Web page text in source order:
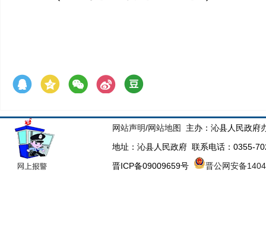
网站声明/网站地图
主办：沁县人民政府
地址：沁县人民政府 联系电话：0355-
晋ICP备09009659号
晋公网安备